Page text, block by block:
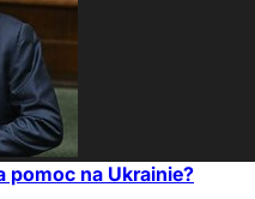
pomoc na Ukrainie?